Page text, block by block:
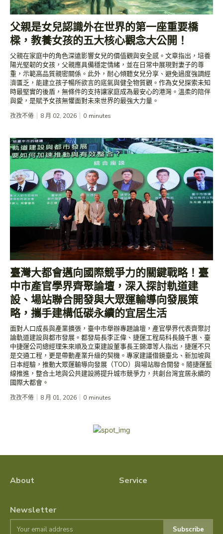
​父親是女兒認識外在世界的第一座重要橋
樑，教養女孩的五大核心觀念大公開！
​父親在家庭中的角色深遠影響女兒的價值觀與安全感。文章指出，培養
陽光堅韌的女孩，父親應具備穩定情緒，並在日常中展現對妻子的尊
重，示範高品質親密關係。此外，耐心傾聽女兒分享、避免過度強調經
濟匱乏，能建立孩子暢所欲言的底氣與健全物質觀。作為女兒探索未知
時最堅實的後盾，無條件的支持讓家庭成為最安心的港灣。溫柔的陪伴
與愛，是賦予女孩無懼面對未來世界的最強大力量。
孜孜不倦 8 月 02, 2026 0 minutes
臺灣大都會邁向國際競爭力的關鍵戰略！臺
中市產官學界齊聚論壇，深入探討軌道建
設、場站聯合開發與大眾運輸導向發展策
略，攜手建構低碳永續的宜居生活
面對人口成長與產業擴張，臺中市舉辦專題論壇，產官學界代表齊聚討
論軌道建設與都市發展。都發局長李正偉、捷運工程局科長饒千惠、臺
中捷運公司總經理朱來順及立東建設董事長王錦潭等人指出，捷運不只
是交通工程，更是帶動產業升級的契機。專家建議借鏡臺北、新加坡與
日本經驗，推動大眾運輸導向發展（TOD）與場站聯合開發。隨捷運藍
線推進，整合土地與公共建設將提升城市競爭力，共創台灣宜居永續的
國際大都會。
孜孜不倦 8 月 01, 2026 0 minutes
About Service
Newsletter
Subscribe